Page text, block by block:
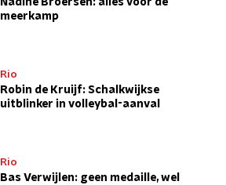
meerkamp
Rio
Robin de Kruijf: Schalkwijkse
uitblinker in volleybal-aanval
Rio
Bas Verwijlen: geen medaille, wel